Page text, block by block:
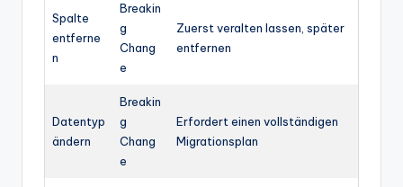
Spalte
entferne
n
Breakin
g
Chang
e
Zuerst veralten lassen, später
entfernen
Datentyp
ändern
Breakin
g
Chang
e
Erfordert einen vollständigen
Migrationsplan